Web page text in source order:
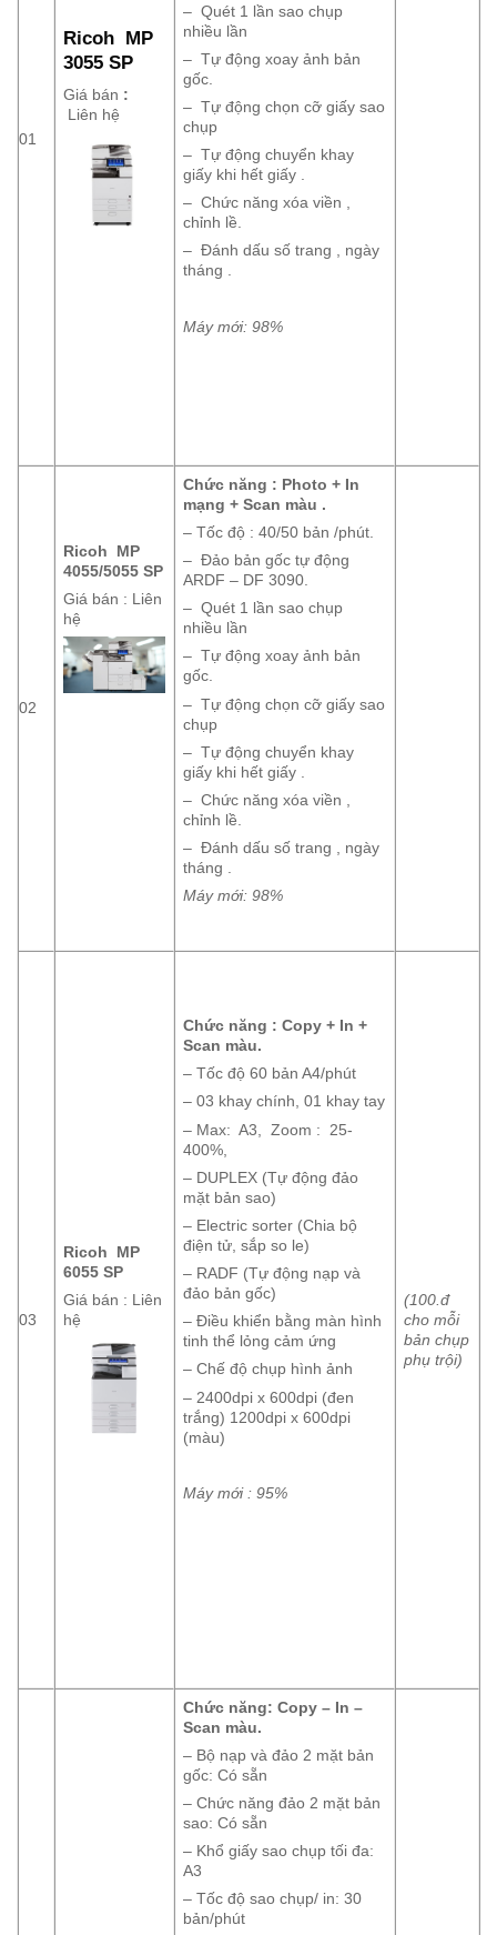
01
Ricoh MP
3055 SP
Giá bán :
Liên hệ
– Quét 1 lần sao chụp
nhiều lần
– Tự động xoay ảnh bản
gốc.
– Tự động chọn cỡ giấy sao
chụp
– Tự động chuyển khay
giấy khi hết giấy .
– Chức năng xóa viền ,
chỉnh lề.
– Đánh dấu số trang , ngày
tháng .
Máy mới: 98%
02
Ricoh MP
4055/5055 SP
Giá bán : Liên
hệ
Chức năng : Photo + In
mạng + Scan màu .
– Tốc độ : 40/50 bản /phút.
– Đảo bản gốc tự động
ARDF – DF 3090.
– Quét 1 lần sao chụp
nhiều lần
– Tự động xoay ảnh bản
gốc.
– Tự động chọn cỡ giấy sao
chụp
– Tự động chuyển khay
giấy khi hết giấy .
– Chức năng xóa viền ,
chỉnh lề.
– Đánh dấu số trang , ngày
tháng .
Máy mới: 98%
03
Ricoh MP
6055 SP
Giá bán : Liên
hệ
Chức năng : Copy + In +
Scan màu.
– Tốc độ 60 bản A4/phút
– 03 khay chính, 01 khay tay
– Max: A3, Zoom : 25-
400%,
– DUPLEX (Tự động đảo
mặt bản sao)
– Electric sorter (Chia bộ
điện tử, sắp so le)
– RADF (Tự động nạp và
đảo bản gốc)
– Điều khiển bằng màn hình
tinh thể lỏng cảm ứng
– Chế độ chụp hình ảnh
– 2400dpi x 600dpi (đen
trắng) 1200dpi x 600dpi
(màu)
Máy mới : 95%
(100.đ
cho mỗi
bản chụp
phụ trội)
Chức năng: Copy – In –
Scan màu.
– Bộ nạp và đảo 2 mặt bản
gốc: Có sẵn
– Chức năng đảo 2 mặt bản
sao: Có sẵn
– Khổ giấy sao chụp tối đa:
A3
– Tốc độ sao chụp/ in: 30
bản/phút